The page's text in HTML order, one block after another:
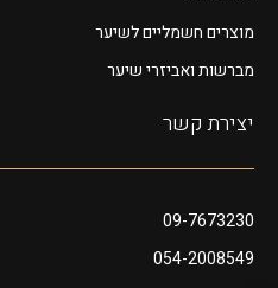
מוצרים חשמליים לשיער
מברשות ואביזרי שיער
יצירת קשר
09-7673230
054-2008549